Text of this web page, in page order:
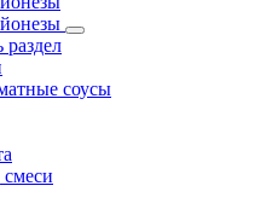
раздел
соусы